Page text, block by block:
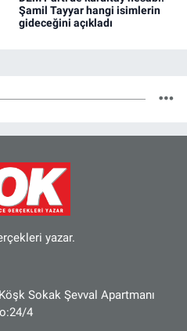
Şamil Tayyar hangi isimlerin
gideceğini açıkladı
yazar.
Sokak Şevval Apartmanı
4